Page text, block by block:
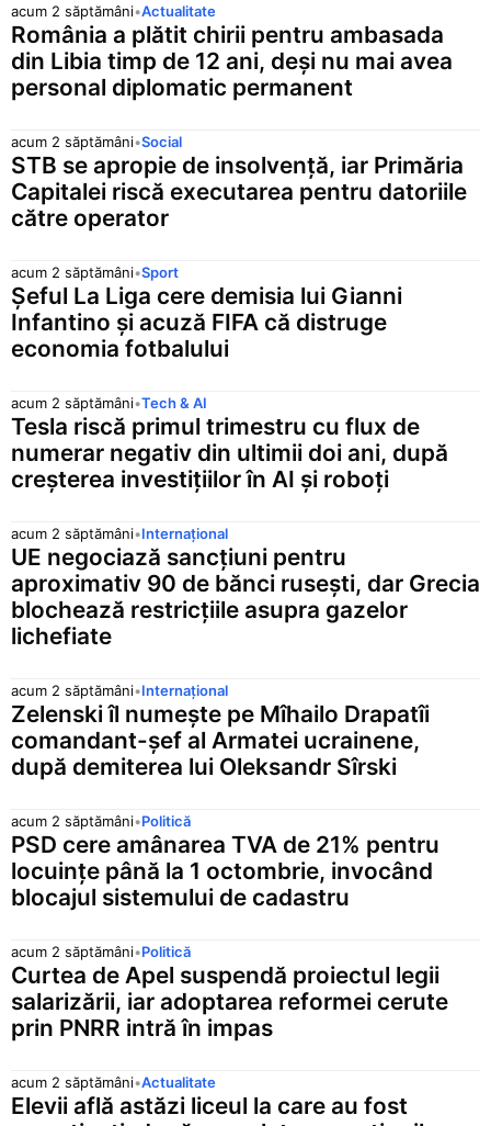
acum 2 săptămâni•Actualitate
România a plătit chirii pentru ambasada
din Libia timp de 12 ani, deși nu mai avea
personal diplomatic permanent
acum 2 săptămâni•Social
STB se apropie de insolvență, iar Primăria
Capitalei riscă executarea pentru datoriile
către operator
acum 2 săptămâni•Sport
Șeful La Liga cere demisia lui Gianni
Infantino și acuză FIFA că distruge
economia fotbalului
acum 2 săptămâni•Tech & AI
Tesla riscă primul trimestru cu flux de
numerar negativ din ultimii doi ani, după
creșterea investițiilor în AI și roboți
acum 2 săptămâni•Internațional
UE negociază sancțiuni pentru
aproximativ 90 de bănci rusești, dar Grecia
blochează restricțiile asupra gazelor
lichefiate
acum 2 săptămâni•Internațional
Zelenski îl numește pe Mîhailo Drapatîi
comandant-șef al Armatei ucrainene,
după demiterea lui Oleksandr Sîrski
acum 2 săptămâni•Politică
PSD cere amânarea TVA de 21% pentru
locuințe până la 1 octombrie, invocând
blocajul sistemului de cadastru
acum 2 săptămâni•Politică
Curtea de Apel suspendă proiectul legii
salarizării, iar adoptarea reformei cerute
prin PNRR intră în impas
acum 2 săptămâni•Actualitate
Elevii află astăzi liceul la care au fost